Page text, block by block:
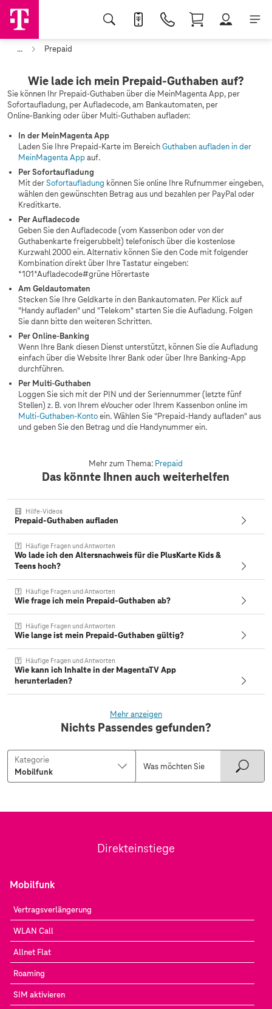
... Prepaid
Wie lade ich mein Prepaid-Guthaben auf?
Sie können Ihr Prepaid-Guthaben über die MeinMagenta App, per
Sofortaufladung, per Aufladecode, am Bankautomaten, per
Online‑Banking oder über Multi-Guthaben aufladen:
In der MeinMagenta App
Laden Sie Ihre Prepaid-Karte im BereichGuthaben aufladen in der
MeinMagenta Appauf.
Per Sofortaufladung
Mit derSofortaufladung können Sie online Ihre Rufnummer eingeben,
wählen den gewünschten Betrag aus und bezahlen per PayPal oder
Kreditkarte.
Per Aufladecode
Geben Sie den Aufladecode (vom Kassenbon oder von der
Guthabenkarte freigerubbelt) telefonisch über die kostenlose
Kurzwahl 2000 ein. Alternativ können Sie den Code mit folgender
Kombination direkt über Ihre Tastatur eingeben:
*101*Aufladecode#grüne Hörertaste
Am Geldautomaten
Stecken Sie Ihre Geldkarte in den Bankautomaten. Per Klick auf
"Handy aufladen" und "Telekom" starten Sie die Aufladung. Folgen
Sie dann bitte den weiteren Schritten.
Per Online-Banking
Wenn Ihre Bank diesen Dienst unterstützt, können Sie die Aufladung
einfach über die Website Ihrer Bank oder über Ihre Banking-App
durchführen.
Per Multi-Guthaben
Loggen Sie sich mit der PIN und der Seriennummer (letzte fünf
Stellen) z. B. von Ihrem eVoucher oder Ihrem Kassenbon online im
Multi-Guthaben-Kontoein. Wählen Sie "Prepaid-Handy aufladen" aus
und geben Sie den Betrag und die Handynummer ein.
Mehr zum Thema: Prepaid
Das könnte Ihnen auch weiterhelfen
Hilfe-Videos
Prepaid-Guthaben aufladen
Häufige Fragen und Antworten
Wo lade ich den Altersnachweis für die PlusKarte Kids &
Teens hoch?
Häufige Fragen und Antworten
Wie frage ich mein Prepaid-Guthaben ab?
Häufige Fragen und Antworten
Wie lange ist mein Prepaid-Guthaben gültig?
Häufige Fragen und Antworten
Wie kann ich Inhalte in der MagentaTV App
herunterladen?
Mehr anzeigen
Nichts Passendes gefunden?
Kategorie
Direkteinstiege
Mobilfunk
Vertragsverlängerung
WLAN Call
Allnet Flat
Roaming
SIM aktivieren